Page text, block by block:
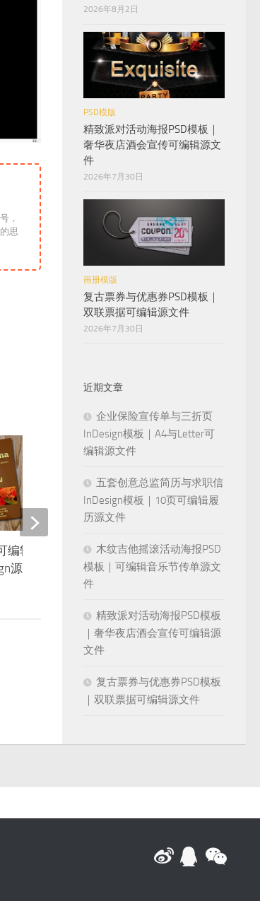
，
思
编辑素材企业宣传
源文件设计模版
三折页模板公司企业DM
创意版式平面InDesign
2026年8月2日
PSD模版
精致派对活动海报PSD模板｜
奢华夜店酒会宣传可编辑源文
件
2026年7月30日
画册模版
复古票券与优惠券PSD模板｜
双联票据可编辑源文件
2026年7月30日
近期文章
企业保险宣传单与三折页
InDesign模板｜A4与Letter可
编辑源文件
五套创意总监简历与求职信
InDesign模板｜10页可编辑履
历源文件
木纹吉他摇滚活动海报PSD
模板｜可编辑音乐节传单源文
件
精致派对活动海报PSD模板
｜奢华夜店酒会宣传可编辑源
文件
复古票券与优惠券PSD模板
｜双联票据可编辑源文件